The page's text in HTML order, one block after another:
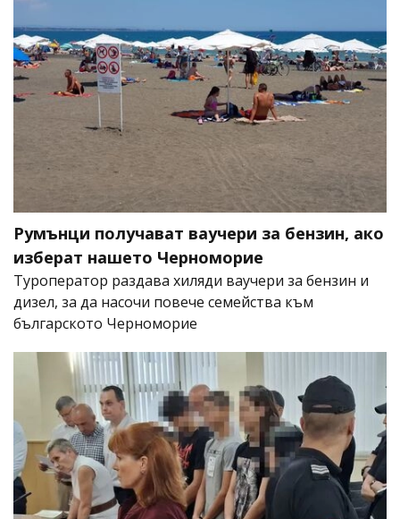
Румънци получават ваучери за бензин, ако
изберат нашето Черноморие
Туроператор раздава хиляди ваучери за бензин и
дизел, за да насочи повече семейства към
българското Черноморие